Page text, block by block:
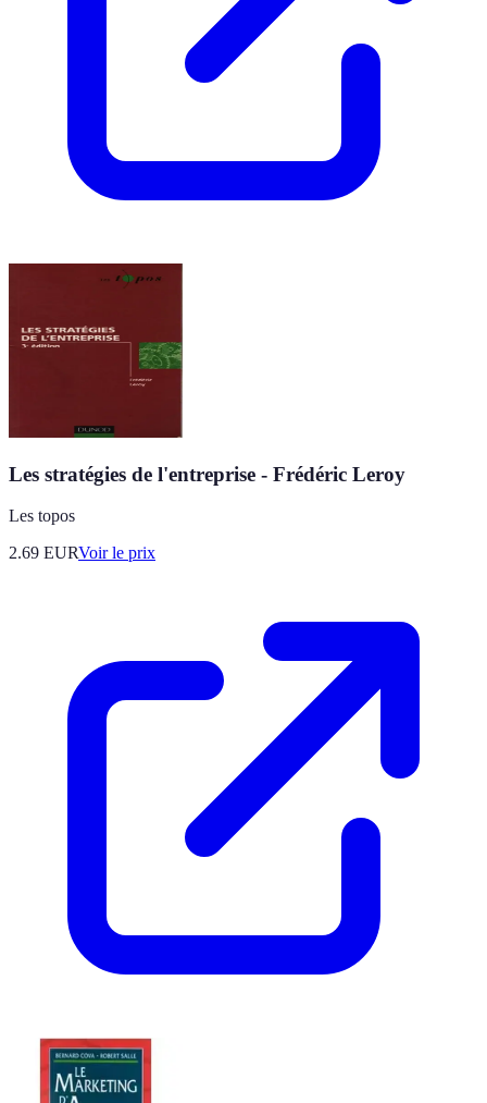
Les stratégies de l'entreprise - Frédéric Leroy
Les topos
2.69 EURVoir le prix